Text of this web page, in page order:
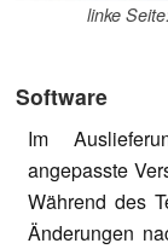
linke
Software
Im
angepasste
Während des
Änderungen